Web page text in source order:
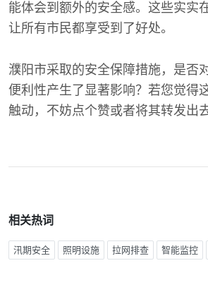
能体会到额外的安全感。这些实实
让所有市民都享受到了好处。
濮阳市采取的安全保障措施，是否
便利性产生了显著影响？若您觉得
触动，不妨点个赞或者将其转发出去
相关热词
汛期安全 照明设施 拉网排查 智能监控